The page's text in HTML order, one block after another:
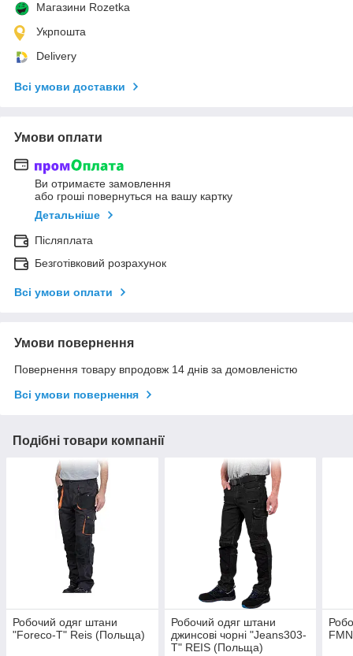
Магазини Rozetka
Укрпошта
Delivery
Всі умови доставки
Умови оплати
Ви отримаєте замовлення
або гроші повернуться на вашу картку
Детальніше
Післяплата
Безготівковий розрахунок
Всі умови оплати
Умови повернення
Повернення товару впродовж 14 днів за домовленістю
Всі умови повернення
Подібні товари компанії
Робочий одяг штани
"Foreco-T" Reis (Польща)
Робочий одяг штани
джинсові чорні "Jeans303-
T" REIS (Польща)